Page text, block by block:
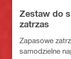
Zestaw do
zatrzas
Zapasowe
samodzielne